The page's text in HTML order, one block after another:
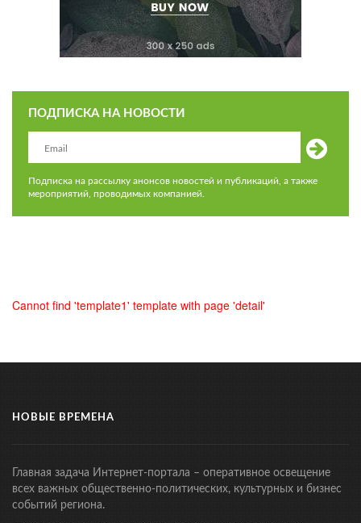
ПОДПИСКА НА НОВОСТИ
Подписка на рассылку анонсов новостей и публикаций, а также
мероприятий, проводимых компанией.
Cannot find 'template1' template with page 'detail'
НОВЫЕ ВРЕМЕНА
Главная задача Интернет-портала – оперативное освещение
всех важных общественно-политических, культурных и бизнес
событий региона.